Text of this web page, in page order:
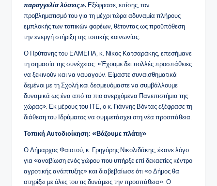
παραγγελία λύσεις». Εξέφρασε, επίσης, τον
προβληματισμό του για τη μέχρι τώρα αδυναμία πλήρους
εμπλοκής των τοπικών φορέων, θέτοντας ως προϋπόθεση
την ενεργή στήριξη της τοπικής κοινωνίας.
Ο Πρύτανης του ΕΛΜΕΠΑ, κ. Νίκος Κατσαράκης, επεσήμανε
τη σημασία της συνέχειας: «Έχουμε δει πολλές προσπάθειες
να ξεκινούν και να ναυαγούν. Είμαστε συναισθηματικά
δεμένοι με τη Σχολή και δεσμευόμαστε να συμβάλλουμε
δυναμικά ως ένα από τα πιο ανερχόμενα Πανεπιστήμια της
χώρας». Εκ μέρους του ΙΤΕ, ο κ. Γιάννης Βόντας εξέφρασε τη
διάθεση του Ιδρύματος να συμμετάσχει στη νέα προσπάθεια.
Τοπική Αυτοδιοίκηση: «Βάζουμε πλάτη»
Ο Δήμαρχος Φαιστού, κ. Γρηγόρης Νικολιδάκης, έκανε λόγο
για «αναβίωση ενός χώρου που υπήρξε επί δεκαετίες κέντρο
αγροτικής ανάπτυξης» και διαβεβαίωσε ότι «ο Δήμος θα
στηρίξει με όλες του τις δυνάμεις την προσπάθεια». Ο